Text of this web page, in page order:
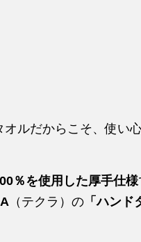
ルだからこそ、使い
％を使用した厚手仕様
（テクラ）の 「ハンド